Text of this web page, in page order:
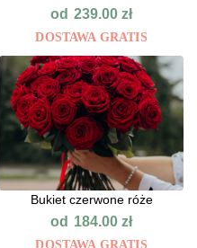
od 239.00zł
DOSTAWA GRATIS
Bukiet czerwone róże
od 184.00zł
DOSTAWA GRATIS